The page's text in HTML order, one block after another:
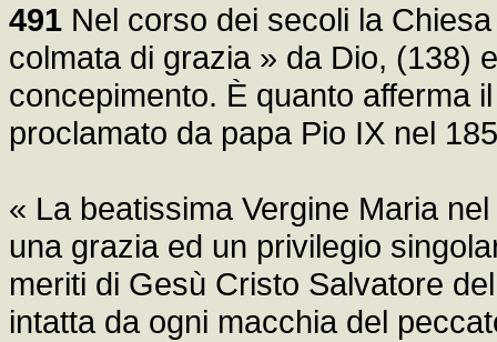
491 Nel corso dei secoli la
colmata di grazia » da Dio, (138)
concepimento. È quanto afferma
proclamato da papa Pio IX nel
« La beatissima Vergine Maria
una grazia ed un privilegio
meriti di Gesù Cristo Salvatore
intatta da ogni macchia del